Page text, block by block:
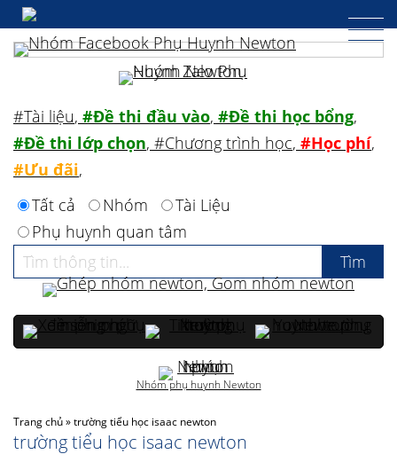
Trang chủ»trường tiểu học isaac newton
trường tiểu học isaac newton
#Tài liệu, #Đề thi đầu vào, #Đề thi học bổng,
#Đề thi lớp chọn, #Chương trình học, #Học phí,
#Ưu đãi,
Tất cả
Nhóm
Tài Liệu
Phụ huynh quan tâm
Nhóm phụ huynh Newton